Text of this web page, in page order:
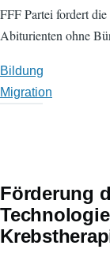
FFF Partei fordert
Abiturienten ohne
Bildung
Migration
Förderung